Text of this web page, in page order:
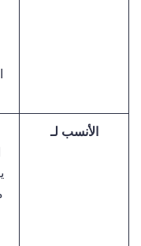
الأنسب لـ